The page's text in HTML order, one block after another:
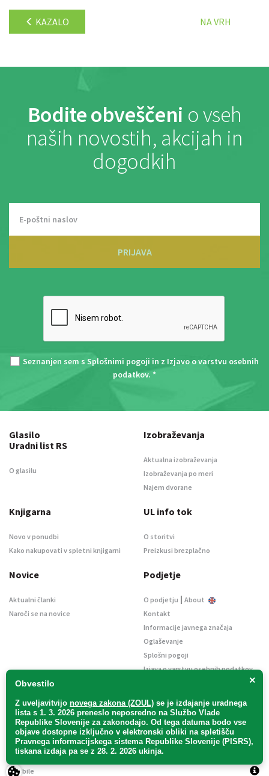
KAZALO NA VRH
Bodite obveščeni o vseh
naših novostih, akcijah in
dogodkih
PRIJAVA
Seznanjen sem s Splošnimi pogoji in z Izjavo o varstvu osebnih
podatkov. *
×
Obvestilo
Z uveljavitvijo novega zakona (ZOUL) se je izdajanje uradnega
lista s 1. 3. 2026 preneslo neposredno na Službo Vlade
Republike Slovenije za zakonodajo. Od tega datuma bodo vse
objave dostopne izključno v elektronski obliki na spletišču
Pravnega informacijskega sistema Republike Slovenije (PISRS),
tiskana izdaja pa se z 28. 2. 2026 ukinja.
Glasilo
Uradni list RS
O glasilu
Izobraževanja
Aktualna izobraževanja
Izobraževanja po meri
Najem dvorane
Knjigarna
Novo v ponudbi
Kako nakupovati v spletni knjigarni
UL info tok
O storitvi
Preizkusi brezplačno
Novice
Aktualni članki
Naroči se na novice
Podjetje
O podjetju | About
Kontakt
Informacije javnega značaja
Oglaševanje
Splošni pogoji
Izjava o varstvu osebnih podatkov
Uradni list d. o. o. – v likvidaciji / Vse pravice pridržane.
2Mobile